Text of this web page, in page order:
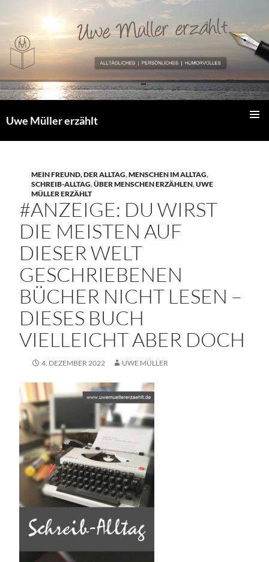
Inhalt
springen
Uwe Müller erzählt
MENÜ
MEIN FREUND, DER ALLTAG,MENSCHEN IM ALLTAG,
SCHREIB-ALLTAG,ÜBER MENSCHEN ERZÄHLEN,UWE
MÜLLER ERZÄHLT
#ANZEIGE: DU WIRST
DIE MEISTEN AUF
DIESER WELT
GESCHRIEBENEN
BÜCHER NICHT LESEN –
DIESES BUCH
VIELLEICHT ABER DOCH
4. DEZEMBER 2022 UWE MÜLLER